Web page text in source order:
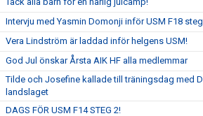
Intervju med Yasmin Domonji inför USM F18
Vera Lindström är laddad inför helgens USM!
God Jul önskar Årsta AIK HF alla medlemmar
Tilde och Josefine kallade till träningsdag med
landslaget
DAGS FÖR USM F14 STEG 2!